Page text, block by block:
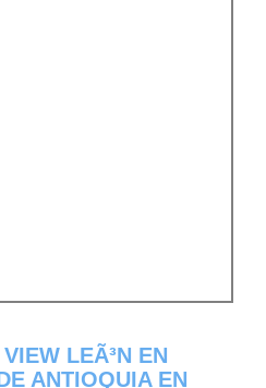
LEÃ³N EN
ANTIOQUIA EN